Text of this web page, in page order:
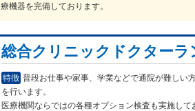
療機器を完備しております。
総合クリニックドクターラ
特徴 普段お仕事や家事、学業などで通院が難しい
を行います。
医療機関ならではの各種オプション検査も実施し